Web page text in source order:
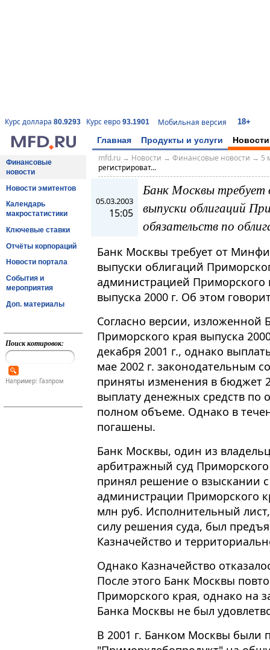
Курс доллара 80.9293 Курс евро 93.1901 Мобильная версия 18+
Главная Продукты и услуги Новости
Финансовые
новости
Новости эмитентов
Календарь
макростатистики
Ключевые ставки
Отчёты корпораций
Новости портала
События и
мероприятия
Доп. материалы
Поиск котировок:
Например: Газпром
mfd.ru→ Новости → Финансовые новости → 5
регистрироват...
05.03.2003
15:05
Банк Москвы
выпуски облигаций
обязательств по
Банк Москвы требует от
выпуски облигаций
администрацией Приморского
выпуска 2000 г. Об этом
Согласно версии,
Приморского края выпуска
декабря 2001 г., однако
мае 2002 г. законодательным
приняты изменения в бюджет
выплату денежных средств по
полном объеме. Однако в
погашены.
Банк Москвы, один из
арбитражный суд
принял решение о взыскании
администрации Приморского
млн руб. Исполнительный
силу решения суда, был
Казначейство и
Однако Казначейство
После этого Банк Москвы
Приморского края, однако на
Банка Москвы не был
В 2001 г. Банком Москвы были